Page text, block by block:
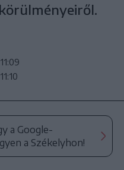
a Google-
a Székelyhon!